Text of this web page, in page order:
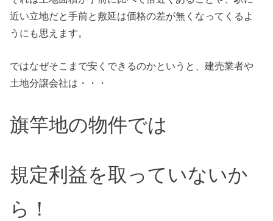
近い立地だと手前と敷延は価格の差が無くなってくるよ
うにも思えます。
ではなぜそこまで安くできるのかというと、建売業者や
土地分譲会社は・・・
旗竿地の物件では
規定利益を取っていないか
ら！